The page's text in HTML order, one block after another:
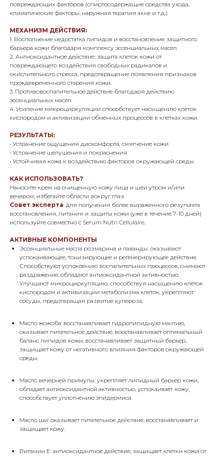
повреждающих факторов (спиртосодержащие средства ухода,
климатические факторы, наружная терапия акне и т.д.)
МЕХАНИЗМ ДЕЙСТВИЯ:
1. Восполнение недостатка липидов и восстановление защитного
барьера кожи благодаря комплексу эссенциальных масел.
2. Антиоксидантное действие: защита клеток кожи от
повреждающего воздействия свободных радикалов и
окислительного стресса, предотвращение появления признаков
преждевременного старения кожи.
3. Противовоспалительное действие благодаря действию
эссенциальных масел.
4. Усиление микроциркуляции способствует насыщению клеток
кислородом и активизации обменных процессов в клетках кожи.
РЕЗУЛЬТАТЫ:
• Устранение ощущения дискомфорта, смягчение кожи
• Устранение шелушения и покраснения
• Устойчивая кожа к воздействию факторов окружающей среды
КАК ИСПОЛЬЗОВАТЬ?
Наносите крем на очищенную кожу лица и шеи утром и/или
вечером, избегайте области вокруг глаз.
Совет эксперта: для получения более выраженного результата
восстановления, питания и защиты кожи (уже в течение 7-10 дней)
используйте совместно с Serum Nutri Cellulaire.
АКТИВНЫЕ КОМПОНЕНТЫ
Эссенциальные масла розмарина и лаванды: оказывают
успокаивающее, тонизирующее и регенерирующее действие.
Способствуют успокоению воспалительных процессов, снимают
раздражение, обладают антиоксидантной активностью.
Улучшают микроциркуляцию, способствуя насыщению клеток
кислородом и активизации метаболизма клеток, укрепляют
сосуды, предотвращая развитие купероза.
Масло жожоба: восстанавливает гидролипидную мантию,
оказывает питательное действие, восстанавливает оптимальный
баланс липидов кожи, восстанавливает защитный барьер,
защищает кожу от негативного влияния факторов окружающей
среды.
Масло вечерней примулы: укрепляет липидный барьер кожи,
обладает антиоксидантной активностью, успокаивает кожу,
способствует уплотнению эпидермиса.
Масло ши: оказывает питательное действие, восстанавливает и
защищает кожу.
Витамин Е: антиоксидантное действие, защищает клетки кожи от